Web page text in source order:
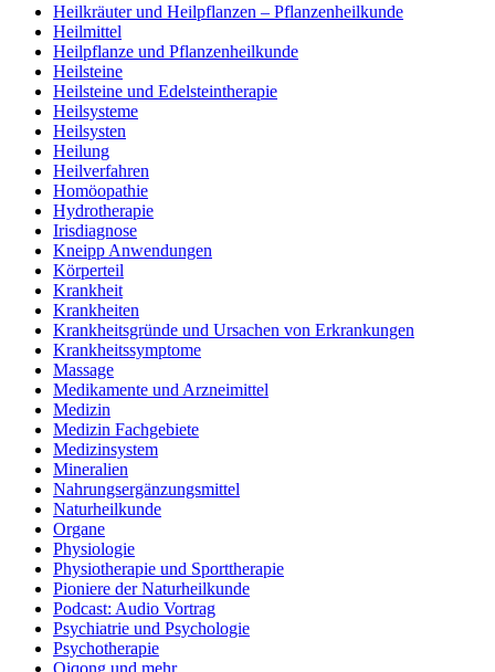
Heilkräuter und Heilpflanzen – Pflanzenheilkunde
Heilmittel
Heilpflanze und Pflanzenheilkunde
Heilsteine
Heilsteine und Edelsteintherapie
Heilsysteme
Heilsysten
Heilung
Heilverfahren
Homöopathie
Hydrotherapie
Irisdiagnose
Kneipp Anwendungen
Körperteil
Krankheit
Krankheiten
Krankheitsgründe und Ursachen von Erkrankungen
Krankheitssymptome
Massage
Medikamente und Arzneimittel
Medizin
Medizin Fachgebiete
Medizinsystem
Mineralien
Nahrungsergänzungsmittel
Naturheilkunde
Organe
Physiologie
Physiotherapie und Sporttherapie
Pioniere der Naturheilkunde
Podcast: Audio Vortrag
Psychiatrie und Psychologie
Psychotherapie
Qiqong und mehr